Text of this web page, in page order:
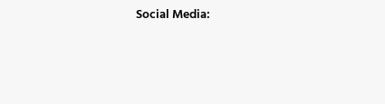
Social Media: